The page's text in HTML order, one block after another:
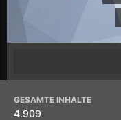
GESAMTE INHALTE
4.909